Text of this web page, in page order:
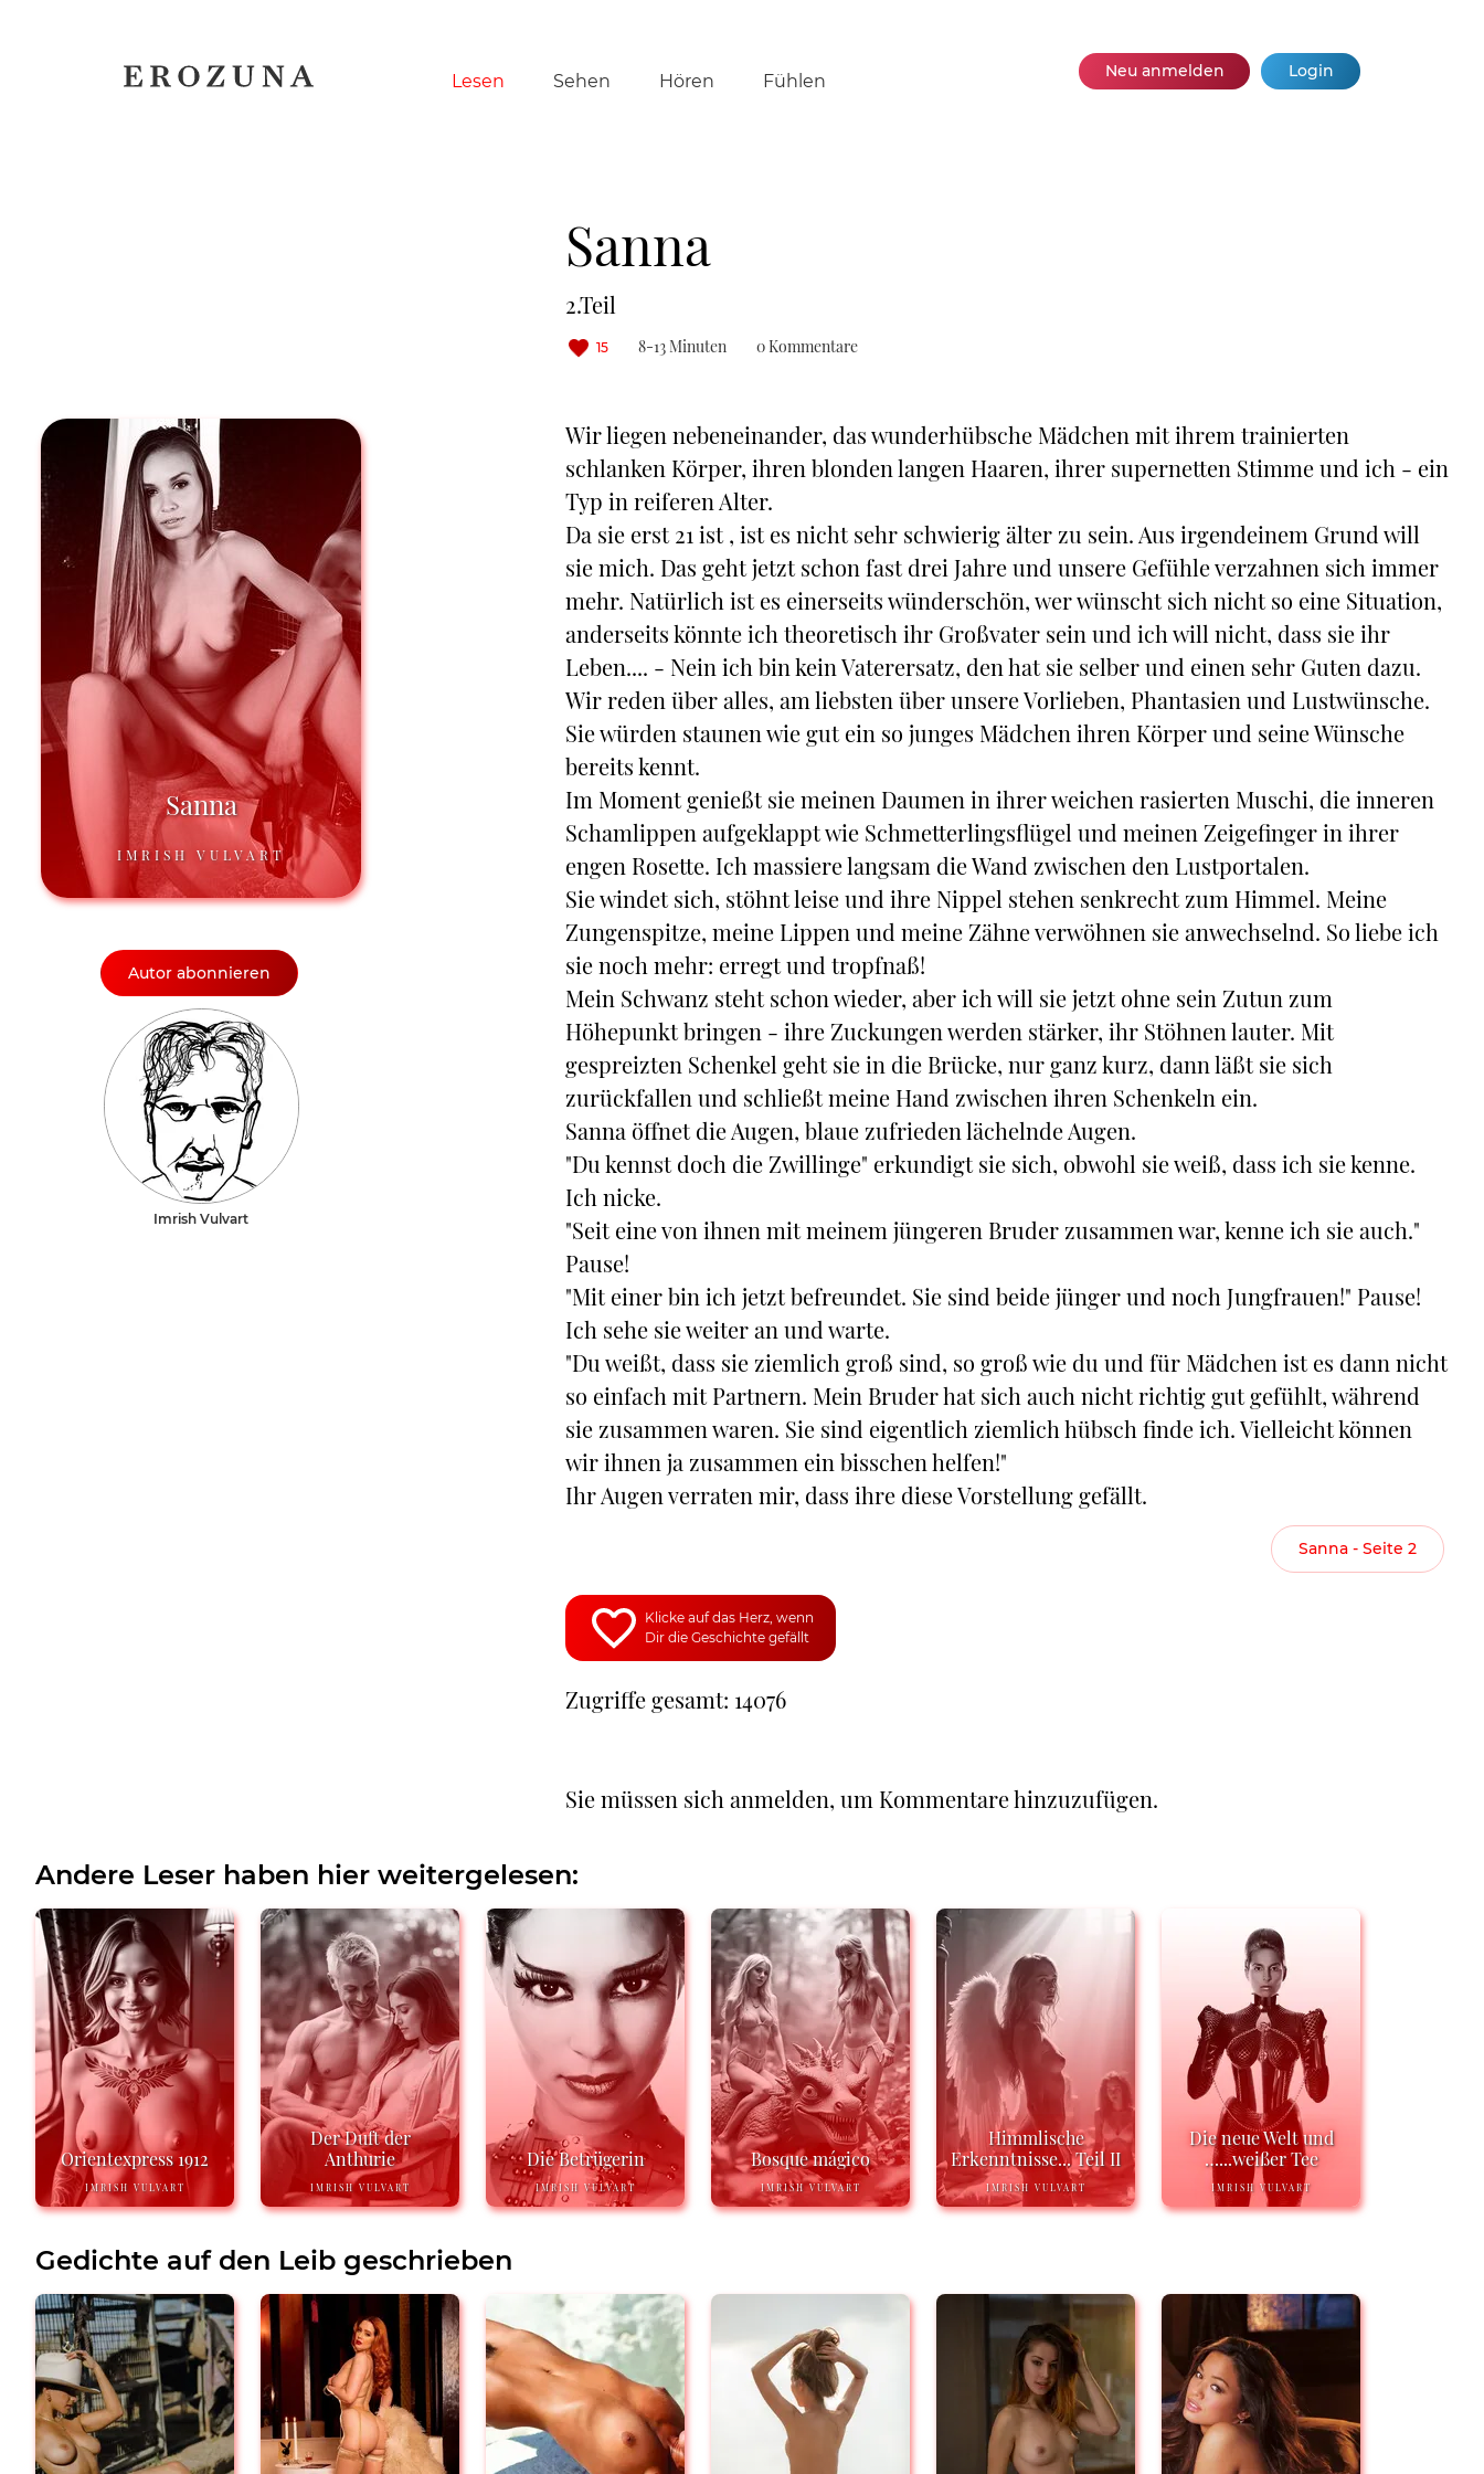
Navigation
Lesen Sehen Hören Fühlen Neu anmelden Login
Sanna
2.Teil
15 8-13 Minuten 0 Kommentare
Sanna
IMRISH VULVART
Autor abonnieren
Imrish Vulvart
Wir liegen nebeneinander, das wunderhübsche Mädchen mit ihrem trainierten
schlanken Körper, ihren blonden langen Haaren, ihrer supernetten Stimme und ich - ein
Typ in reiferen Alter.
Da sie erst 21 ist , ist es nicht sehr schwierig älter zu sein. Aus irgendeinem Grund will
sie mich. Das geht jetzt schon fast drei Jahre und unsere Gefühle verzahnen sich immer
mehr. Natürlich ist es einerseits wünderschön, wer wünscht sich nicht so eine Situation,
anderseits könnte ich theoretisch ihr Großvater sein und ich will nicht, dass sie ihr
Leben.... - Nein ich bin kein Vaterersatz, den hat sie selber und einen sehr Guten dazu.
Wir reden über alles, am liebsten über unsere Vorlieben, Phantasien und Lustwünsche.
Sie würden staunen wie gut ein so junges Mädchen ihren Körper und seine Wünsche
bereits kennt.
Im Moment genießt sie meinen Daumen in ihrer weichen rasierten Muschi, die inneren
Schamlippen aufgeklappt wie Schmetterlingsflügel und meinen Zeigefinger in ihrer
engen Rosette. Ich massiere langsam die Wand zwischen den Lustportalen.
Sie windet sich, stöhnt leise und ihre Nippel stehen senkrecht zum Himmel. Meine
Zungenspitze, meine Lippen und meine Zähne verwöhnen sie anwechselnd. So liebe ich
sie noch mehr: erregt und tropfnaß!
Mein Schwanz steht schon wieder, aber ich will sie jetzt ohne sein Zutun zum
Höhepunkt bringen - ihre Zuckungen werden stärker, ihr Stöhnen lauter. Mit
gespreizten Schenkel geht sie in die Brücke, nur ganz kurz, dann läßt sie sich
zurückfallen und schließt meine Hand zwischen ihren Schenkeln ein.
Sanna öffnet die Augen, blaue zufrieden lächelnde Augen.
"Du kennst doch die Zwillinge" erkundigt sie sich, obwohl sie weiß, dass ich sie kenne.
Ich nicke.
"Seit eine von ihnen mit meinem jüngeren Bruder zusammen war, kenne ich sie auch."
Pause!
"Mit einer bin ich jetzt befreundet. Sie sind beide jünger und noch Jungfrauen!" Pause!
Ich sehe sie weiter an und warte.
"Du weißt, dass sie ziemlich groß sind, so groß wie du und für Mädchen ist es dann nicht
so einfach mit Partnern. Mein Bruder hat sich auch nicht richtig gut gefühlt, während
sie zusammen waren. Sie sind eigentlich ziemlich hübsch finde ich. Vielleicht können
wir ihnen ja zusammen ein bisschen helfen!"
Ihr Augen verraten mir, dass ihre diese Vorstellung gefällt.
Sanna - Seite 2
Klicke auf das Herz, wenn
Dir die Geschichte gefällt
Zugriffe gesamt: 14076
Sie müssen sich anmelden, um Kommentare hinzuzufügen.
Andere Leser haben hier weitergelesen:
Orientexpress 1912
IMRISH VULVART
Der Duft der
Anthurie
IMRISH VULVART
Die Betrügerin
IMRISH VULVART
Bosque mágico
IMRISH VULVART
Himmlische
Erkenntnisse... Teil II
IMRISH VULVART
Die neue Welt und
…...weißer Tee
IMRISH VULVART
Gedichte auf den Leib geschrieben